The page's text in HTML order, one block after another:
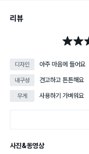
리뷰
별점 4.8점
디자인 아주 마음에 들어요
내구성 견고하고 튼튼해요
무게 사용하기 가벼워요
사진&동영상